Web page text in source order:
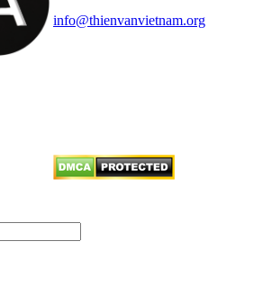
info@thienvanvietnam.org